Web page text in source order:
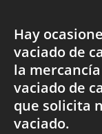
Hay
vaciado de
la
vaciado de
que solicita
vaciado.